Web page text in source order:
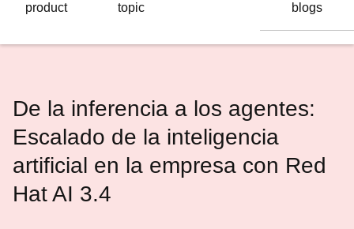
product
topic
blogs
De la inferencia a los agentes:
Escalado de la inteligencia
artificial en la empresa con Red
Hat AI 3.4